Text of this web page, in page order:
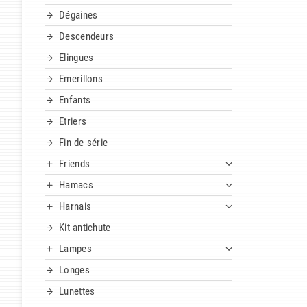
Dégaines
Descendeurs
Elingues
Emerillons
Enfants
Etriers
Fin de série
Friends
Hamacs
Harnais
Kit antichute
Lampes
Longes
Lunettes